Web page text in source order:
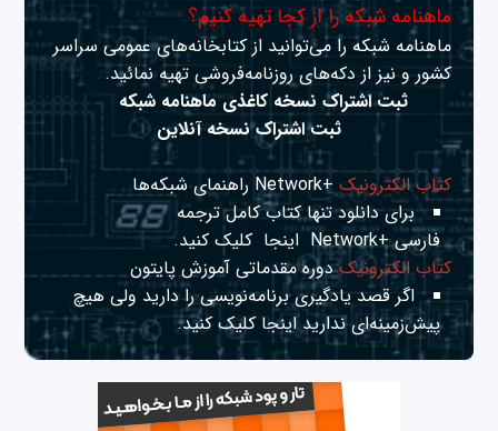
ماهنامه شبکه را از کجا تهیه کنیم؟
ماهنامه شبکه را می‌توانید از کتابخانه‌های عمومی سراسر
کشور و نیز از دکه‌های روزنامه‌فروشی تهیه نمائید.
ثبت اشتراک نسخه کاغذی ماهنامه شبکه
ثبت اشتراک نسخه آنلاین
کتاب الکترونیک+Network راهنمای شبکه‌ها
برای دانلود تنها کتاب کامل ترجمه
فارسی +Network
اینجا کلیک کنید.
کتاب الکترونیکدوره مقدماتی آموزش پایتون
اگر قصد یادگیری برنامه‌نویسی را دارید ولی هیچ
پیش‌زمینه‌ای نداریداینجا کلیک کنید.